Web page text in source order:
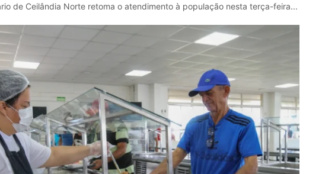
de Ceilândia Norte retoma o atendimento à população nesta terça-feira...